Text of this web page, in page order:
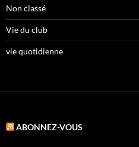
Non classé
Vie du club
vie quotidienne
ABONNEZ-VOUS